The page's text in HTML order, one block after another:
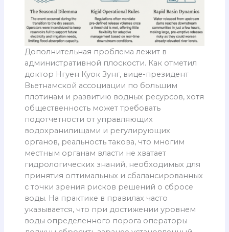
Дополнительная проблема лежит в
административной плоскости. Как отметил
доктор Нгуен Куок Зунг, вице-президент
Вьетнамской ассоциации по большим
плотинам и развитию водных ресурсов, хотя
общественность может требовать
подотчетности от управляющих
водохранилищами и регулирующих
органов, реальность такова, что многим
местным органам власти не хватает
гидрологических знаний, необходимых для
принятия оптимальных и сбалансированных
с точки зрения рисков решений о сбросе
воды. На практике в правилах часто
указывается, что при достижении уровнем
воды определенного порога операторы